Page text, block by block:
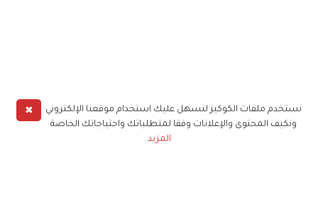
✖
نستخدم ملفات الكوكيز لنسهل عليك استخدام موقعنا الإلكتروني
ونكيف المحتوى والإعلانات وفقا لمتطلباتك واحتياجاتك الخاصة
المزيد